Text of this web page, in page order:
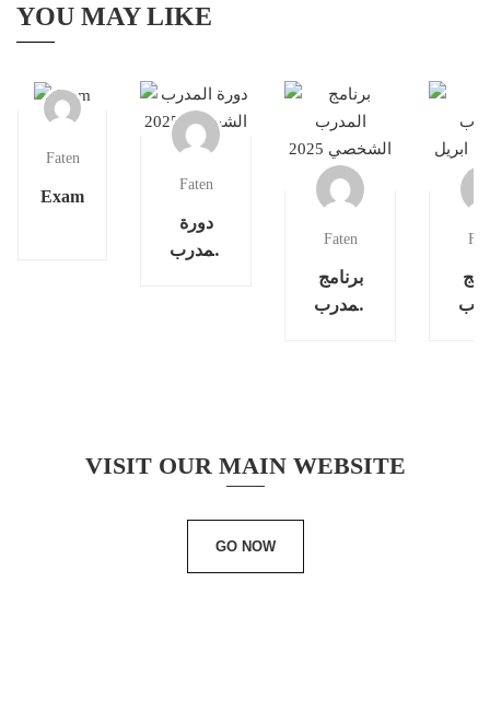
YOU MAY LIKE
Faten
Exam
Faten
دورة
المدرب
Faten
برنامج
المدرب
VISIT OUR MAIN WEBSITE
GO NOW